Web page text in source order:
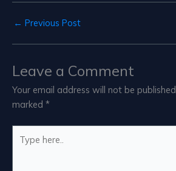
← Previous Post
Leave a Comment
Your email address will not be published.
marked *
here..